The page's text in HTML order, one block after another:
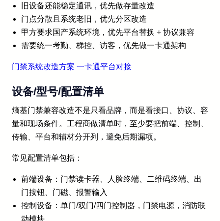
旧设备还能稳定通讯，优先做存量改造
门点分散且系统老旧，优先分区改造
甲方要求国产系统环境，优先平台替换 + 协议兼容
需要统一考勤、梯控、访客，优先做一卡通架构
门禁系统改造方案 一卡通平台对接
设备/型号/配置清单
熵基门禁兼容改造不是只看品牌，而是看接口、协议、容
量和现场条件。工程商做清单时，至少要把前端、控制、
传输、平台和辅材分开列，避免后期漏项。
常见配置清单包括：
前端设备：门禁读卡器、人脸终端、二维码终端、出
门按钮、门磁、报警输入
控制设备：单门/双门/四门控制器，门禁电源，消防联
动模块